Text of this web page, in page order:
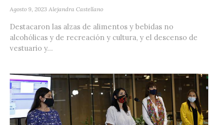
Agosto 9, 2023 Alejandra Castellano
Destacaron las alzas de alimentos y bebidas no
alcohólicas y de recreación y cultura, y el descenso de
vestuario y...